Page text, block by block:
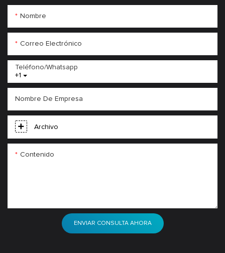
Nombre
Correo Electrónico
+1
Teléfono/whatsapp
Nombre De Empresa
Archivo
Contenido
ENVIAR CONSULTA AHORA